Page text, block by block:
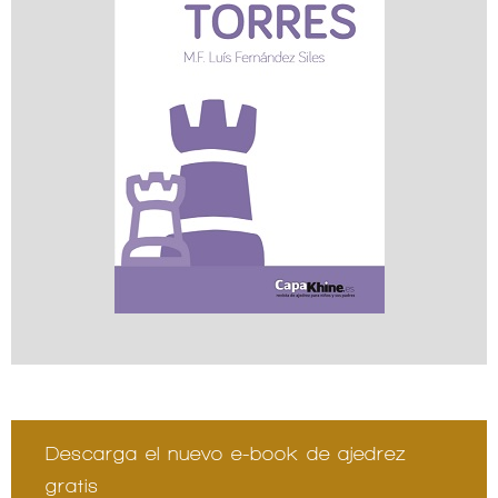
Descarga el nuevo e-book de ajedrez
gratis